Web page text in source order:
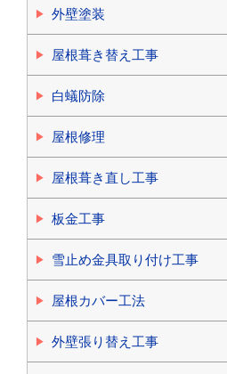
外壁塗装
屋根葺き替え工事
白蟻防除
屋根修理
屋根葺き直し工事
板金工事
雪止め金具取り付け工事
屋根カバー工法
外壁張り替え工事